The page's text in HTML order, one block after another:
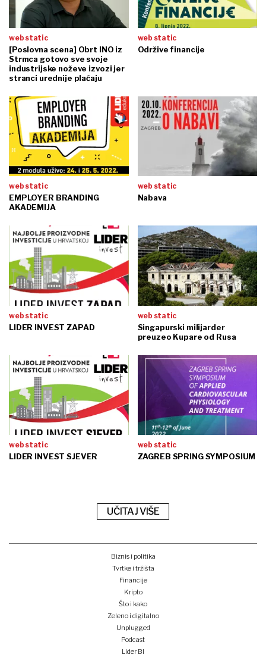
web static
[Poslovna scena] Obrt INO iz
Strmca gotovo sve svoje
industrijske noževe izvozi jer
stranci urednije plaćaju
web static
Održive financije
web static
EMPLOYER BRANDING
AKADEMIJA
web static
Nabava
web static
LIDER INVEST ZAPAD
web static
Singapurski milijarder
preuzeo Kupare od Rusa
web static
LIDER INVEST SJEVER
web static
ZAGREB SPRING SYMPOSIUM
UČITAJ VIŠE
Biznis i politika
Tvrtke i tržišta
Financije
Kripto
Što i kako
Zeleno i digitalno
Unplugged
Podcast
Lider BI